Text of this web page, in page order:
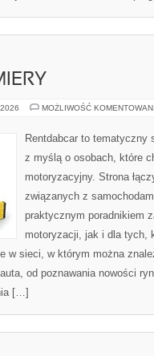
MOŻLIWOŚĆ
Rentdabcar to tematyczny
z myślą o osobach, które
motoryzacyjny. Strona
związanych z
praktycznym poradnikiem
motoryzacji, jak i dla tych,
w sieci, w którym można
od poznawania nowości
[…]